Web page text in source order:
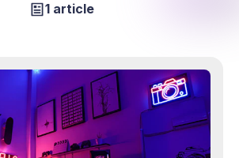
1 article